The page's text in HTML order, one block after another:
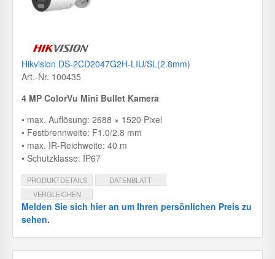
Hikvision DS-2CD2047G2H-LIU/SL(2.8mm)
Art.-Nr. 100435
4 MP ColorVu Mini Bullet Kamera
• max. Auflösung: 2688 × 1520 Pixel
• Festbrennweite: F1.0/2.8 mm
• max. IR-Reichweite: 40 m
• Schutzklasse: IP67
PRODUKTDETAILS
DATENBLATT
VERGLEICHEN
Melden Sie sich hier an um Ihren persönlichen Preis zu
sehen.